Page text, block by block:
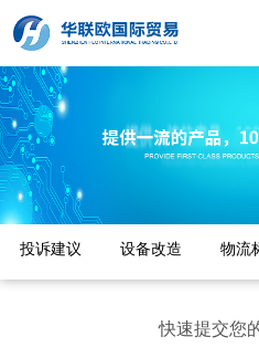
投诉建议 设备改造 物流
快速提交您